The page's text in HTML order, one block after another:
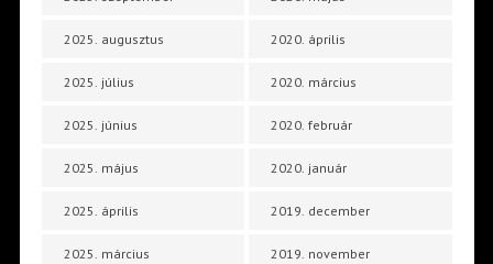
2025. augusztus
2025. július
2025. június
2025. május
2025. április
2025. március
2020. április
2020. március
2020. február
2020. január
2019. december
2019. november